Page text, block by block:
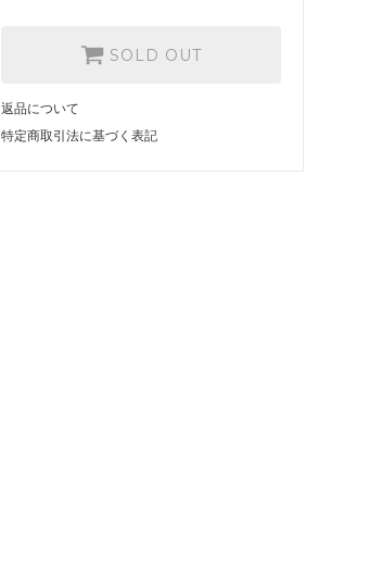
SOLD OUT
返品について
特定商取引法に基づく表記